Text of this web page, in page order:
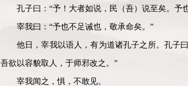
孔子曰：“予！大者如说，民（吾）说至矣。予
宰我曰：“予也不足诫也，敬承命矣。”
他日，宰我以语人，有为道诸孔子之所。孔子
吾欲以容貌取人，于师邪改之。”
宰我闻之，惧，不敢见。